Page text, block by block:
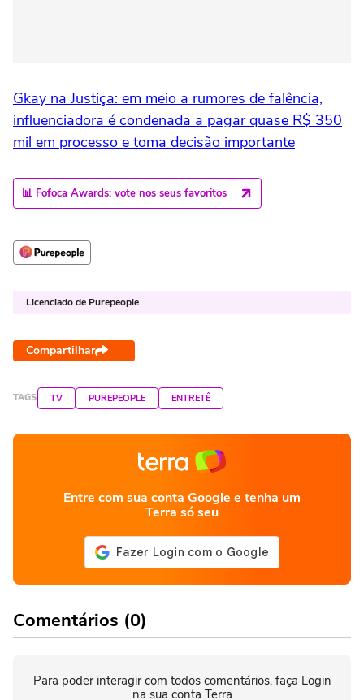
Gkay na Justiça: em meio a rumores de falência,
influenciadora é condenada a pagar quase R$ 350
mil em processo e toma decisão importante
📊 Fofoca Awards: vote nos seus favoritos
Licenciado de Purepeople
Compartilhar
TAGS TV PUREPEOPLE ENTRETÊ
Entre com sua conta Google e tenha um
Terra só seu
Comentários (0)
Para poder interagir com todos comentários, faça Login
na sua conta Terra